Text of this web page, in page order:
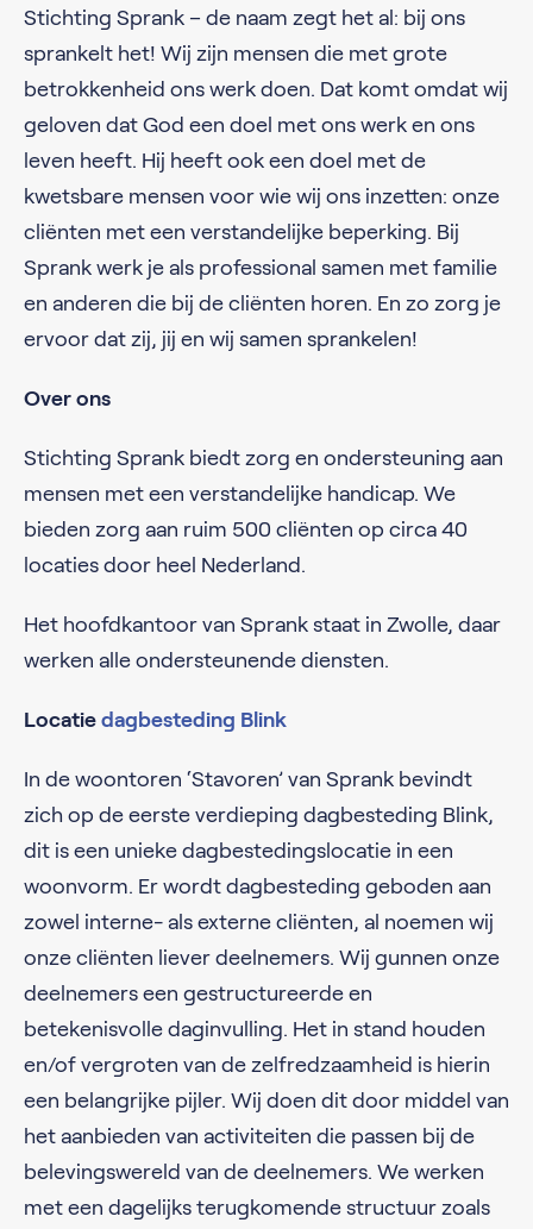
Stichting Sprank – de naam zegt het al: bij ons
sprankelt het! Wij zijn mensen die met grote
betrokkenheid ons werk doen. Dat komt omdat wij
geloven dat God een doel met ons werk en ons
leven heeft. Hij heeft ook een doel met de
kwetsbare mensen voor wie wij ons inzetten: onze
cliënten met een verstandelijke beperking. Bij
Sprank werk je als professional samen met familie
en anderen die bij de cliënten horen. En zo zorg je
ervoor dat zij, jij en wij samen sprankelen!
Over ons
Stichting Sprank biedt zorg en ondersteuning aan
mensen met een verstandelijke handicap. We
bieden zorg aan ruim 500 cliënten op circa 40
locaties door heel Nederland.
Het hoofdkantoor van Sprank staat in Zwolle, daar
werken alle ondersteunende diensten.
Locatie dagbesteding Blink
In de woontoren ‘Stavoren’ van Sprank bevindt
zich op de eerste verdieping dagbesteding Blink,
dit is een unieke dagbestedingslocatie in een
woonvorm. Er wordt dagbesteding geboden aan
zowel interne- als externe cliënten, al noemen wij
onze cliënten liever deelnemers. Wij gunnen onze
deelnemers een gestructureerde en
betekenisvolle daginvulling. Het in stand houden
en/of vergroten van de zelfredzaamheid is hierin
een belangrijke pijler. Wij doen dit door middel van
het aanbieden van activiteiten die passen bij de
belevingswereld van de deelnemers. We werken
met een dagelijks terugkomende structuur zoals